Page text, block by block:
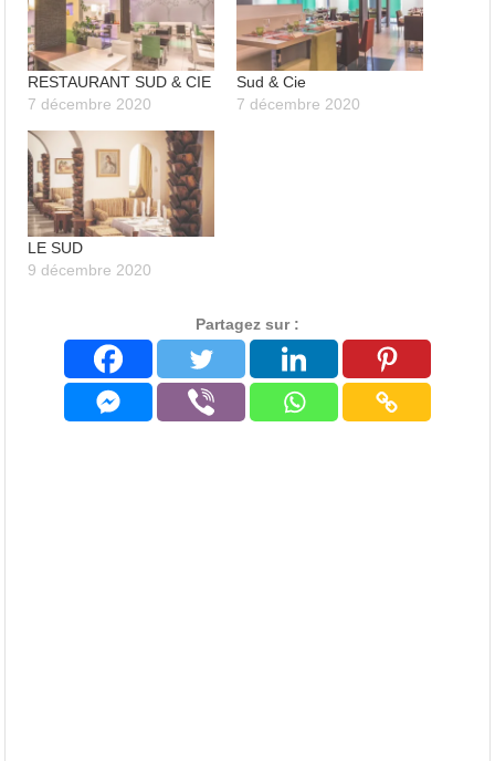
RESTAURANT SUD & CIE
7 décembre 2020
Sud & Cie
7 décembre 2020
LE SUD
9 décembre 2020
Partagez sur :